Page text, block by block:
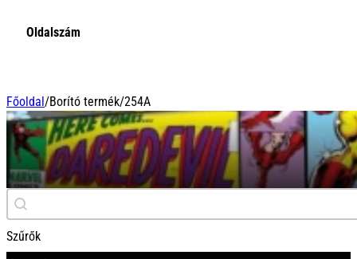
Oldalszám
Főoldal /Borító termék/254A
254A
Keresés
Search content
Szűrők